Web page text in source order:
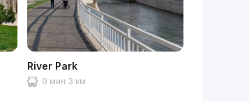
River Park
9 мин 3 км